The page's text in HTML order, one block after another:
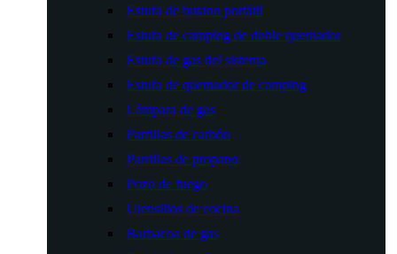
Estufa de butano portátil
Estufa de camping de doble quemador
Estufa de gas del sistema
Estufa de quemador de camping
Lámpara de gas
Parrillas de carbón
Parrillas de propano
Pozo de fuego
Utensilios de cocina
Barbacoa de gas